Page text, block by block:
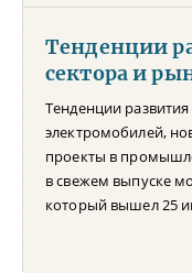
Тенденции
сектора и
Тенденции
электромобилей,
проекты в
в свежем выпуске
который вышел 25